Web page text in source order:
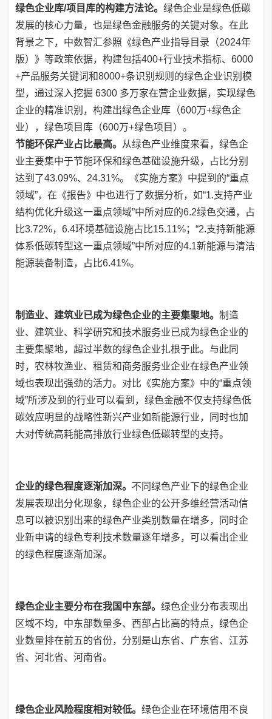
绿色企业库/项目库的构建方法论。 绿色企业是绿色低碳
发展的核心力量，也是绿色金融服务的关键对象。在此
背景之下，中数智汇参照《绿色产业指导目录（2024年
版）》等政策依据，构建包括400+行业技术指标、6000
+产品服务关键词和8000+条识别规则的绿色企业识别模
型，通过深入挖掘 6300 多万家在营企业数据，实现绿色
企业的精准识别，构建出绿色企业库（600万+绿色企
业），绿色项目库（600万+绿色项目）。
节能环保产业占比最高。
从绿色产业维度来看，绿色企
业主要集中于节能环保和绿色基础设施升级，占比分别
达到了43.09%、24.31%。《实施方案》中提到的“重点
领域”，在《报告》中也进行了数据分析，如“1.支持产业
结构优化升级这一重点领域”中所对应的6.2绿色交通，占
比3.72%，6.4环境基础设施占比15.11%；“2.支持新能源
体系低碳转型这一重点领域”中所对应的4.1新能源与清洁
能源装备制造，占比6.41%。
制造业、建筑业已成为绿色企业的主要集聚地。 制造
业、建筑业、科学研究和技术服务业已成为绿色企业的
主要集聚地，超过半数的绿色企业扎根于此。与此同
时，农林牧渔业、租赁和商务服务业企业在绿色产业领
域也表现出强劲的活力。对比《实施方案》中的“重点领
域”所涉及到的行业可以看到，绿色金融不仅支持绿色低
碳效应明显的战略性新兴产业如新能源行业，同时也加
大对传统高耗能高排放行业绿色低碳转型的支持。
企业的绿色程度逐渐加深。 不同绿色产业下的绿色企业
发展表现出分化现象，绿色企业的公开多维经营活动信
息可以被识别出来的绿色产业类别数量在增多，同时企
业新申请的绿色专利技术数量逐年增多，可以看出企业
的绿色程度逐渐加深。
绿色企业主要分布在我国中东部。 绿色企业分布表现出
区域不均，中东部数量多、西部占比高的特点，绿色企
业数量排在前五的省份，分别是山东省、广东省、江苏
省、河北省、河南省。
绿色企业风险程度相对较低。 绿色企业在环境信用不良